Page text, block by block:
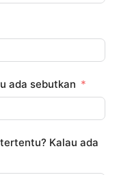
ada sebutkan
Kalau ada